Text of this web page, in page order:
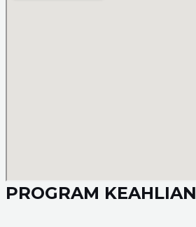
PROGRAM KEAHLIAN